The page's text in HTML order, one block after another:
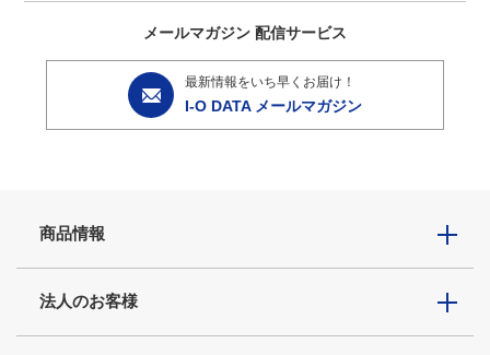
メールマガジン 配信サービス
最新情報をいち早くお届け！
I-O DATA メールマガジン
商品情報
法人のお客様